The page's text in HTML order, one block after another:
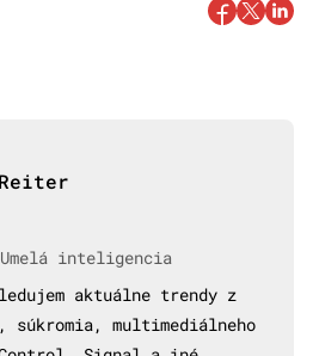
Umelá inteligencia
aktuálne trendy z
multimediálneho